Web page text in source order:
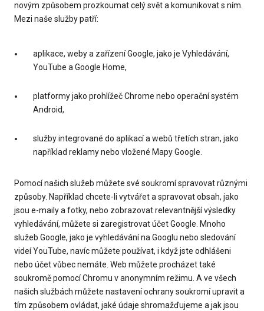
novým způsobem prozkoumat celý svět a komunikovat s ním.
Mezi naše služby patří:
aplikace, weby a zařízení Google, jako je Vyhledávání,
YouTube a Google Home,
platformy jako prohlížeč Chrome nebo operační systém
Android,
služby integrované do aplikací a webů třetích stran, jako
například reklamy nebo vložené Mapy Google.
Pomocí našich služeb můžete své soukromí spravovat různými
způsoby. Například chcete-li vytvářet a spravovat obsah, jako
jsou e-maily a fotky, nebo zobrazovat relevantnější výsledky
vyhledávání, můžete si zaregistrovat účet Google. Mnoho
služeb Google, jako je vyhledávání na Googlu nebo sledování
videí YouTube, navíc můžete používat, i když jste odhlášeni
nebo účet vůbec nemáte. Web můžete procházet také
soukromě pomocí Chromu v anonymním režimu. A ve všech
našich službách můžete nastavení ochrany soukromí upravit a
tím způsobem ovládat, jaké údaje shromažďujeme a jak jsou